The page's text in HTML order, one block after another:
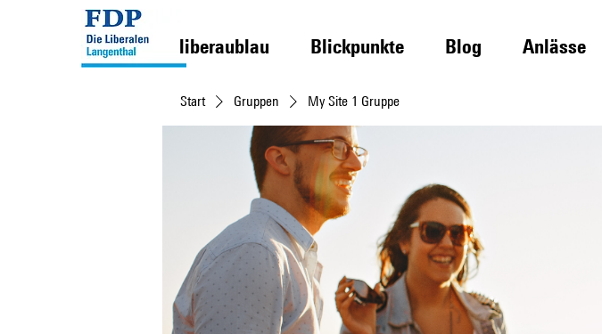
liberaublau Blickpunkte Blog Anlässe
Start Gruppen My Site 1 Gruppe